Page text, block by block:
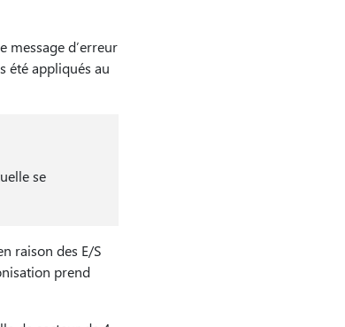
message d’erreur
été appliqués au
se
raison des E/S
prend